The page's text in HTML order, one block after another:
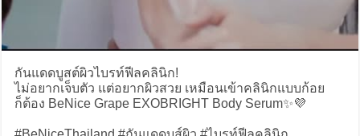
กันแดดบูสต์ผิวไบรท์ฟีลคลินิก!
ไม่อยากเจ็บตัว แต่อยากผิวสวย เหมือนเข้าคลินิกแบบก้อย
ก็ต้อง BeNice Grape EXOBRIGHT Body Serum✨💜